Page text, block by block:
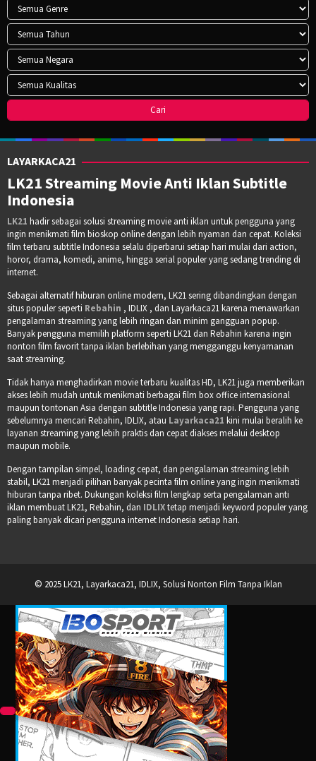
LAYARKACA21
LK21 Streaming Movie Anti Iklan Subtitle
Indonesia
LK21 hadir sebagai solusi streaming movie anti iklan untuk pengguna yang
ingin menikmati film bioskop online dengan lebih nyaman dan cepat. Koleksi
film terbaru subtitle Indonesia selalu diperbarui setiap hari mulai dari action,
horor, drama, komedi, anime, hingga serial populer yang sedang trending di
internet.
Sebagai alternatif hiburan online modern, LK21 sering dibandingkan dengan
situs populer seperti Rebahin , IDLIX , dan Layarkaca21 karena menawarkan
pengalaman streaming yang lebih ringan dan minim gangguan popup.
Banyak pengguna memilih platform seperti LK21 dan Rebahin karena ingin
nonton film favorit tanpa iklan berlebihan yang mengganggu kenyamanan
saat streaming.
Tidak hanya menghadirkan movie terbaru kualitas HD, LK21 juga memberikan
akses lebih mudah untuk menikmati berbagai film box office internasional
maupun tontonan Asia dengan subtitle Indonesia yang rapi. Pengguna yang
sebelumnya mencari Rebahin, IDLIX, atau Layarkaca21 kini mulai beralih ke
layanan streaming yang lebih praktis dan cepat diakses melalui desktop
maupun mobile.
Dengan tampilan simpel, loading cepat, dan pengalaman streaming lebih
stabil, LK21 menjadi pilihan banyak pecinta film online yang ingin menikmati
hiburan tanpa ribet. Dukungan koleksi film lengkap serta pengalaman anti
iklan membuat LK21, Rebahin, dan IDLIXtetap menjadi keyword populer yang
paling banyak dicari pengguna internet Indonesia setiap hari.
© 2025 LK21, Layarkaca21, IDLIX, Solusi Nonton Film Tanpa Iklan